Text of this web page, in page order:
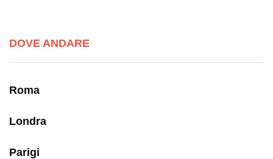
DOVE ANDARE
Roma
Londra
Parigi